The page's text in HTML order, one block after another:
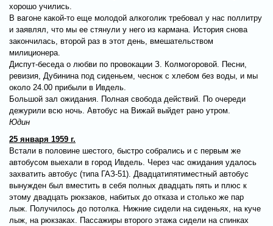
хорошо учились.
В вагоне какой-то еще молодой алкоголик требовал у нас поллитру
и заявлял, что мы ее стянули у него из кармана. История снова
закончилась, второй раз в этот день, вмешательством
милиционера.
Диспут-беседа о любви по провокации З. Колмогоровой. Песни,
ревизия, Дубинина под сиденьем, чеснок с хлебом без воды, и мы
около 24.00 прибыли в Ивдель.
Большой зал ожидания. Полная свобода действий. По очереди
дежурили всю ночь. Автобус на Вижай выйдет рано утром.
Юдин
25 января 1959 г.
Встали в половине шестого, быстро собрались и с первым же
автобусом выехали в город Ивдель. Через час ожидания удалось
захватить автобус (типа ГАЗ-51). Двадцатипятиместный автобус
вынужден был вместить в себя полных двадцать пять и плюс к
этому двадцать рюкзаков, набитых до отказа и столько же пар
лыж. Получилось до потолка. Нижние сидели на сиденьях, на куче
лыж, на рюкзаках. Пассажиры второго этажа сидели на спинках